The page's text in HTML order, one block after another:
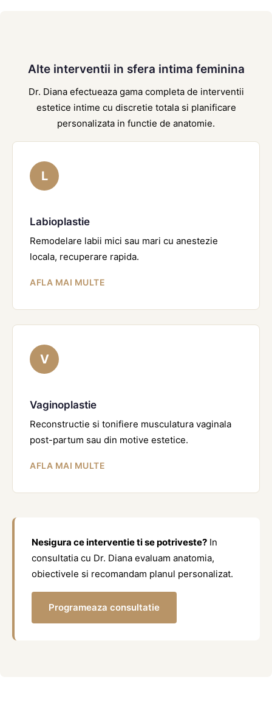
Alte interventii in sfera intima feminina
Dr. Diana efectueaza gama completa de interventii
estetice intime cu discretie totala si planificare
personalizata in functie de anatomie.
L
Labioplastie
Remodelare labii mici sau mari cu anestezie
locala, recuperare rapida.
AFLA MAI MULTE
V
Vaginoplastie
Reconstructie si tonifiere musculatura vaginala
post-partum sau din motive estetice.
AFLA MAI MULTE
Nesigura ce interventie ti se potriveste? In
consultatia cu Dr. Diana evaluam anatomia,
obiectivele si recomandam planul personalizat.
Programeaza consultatie